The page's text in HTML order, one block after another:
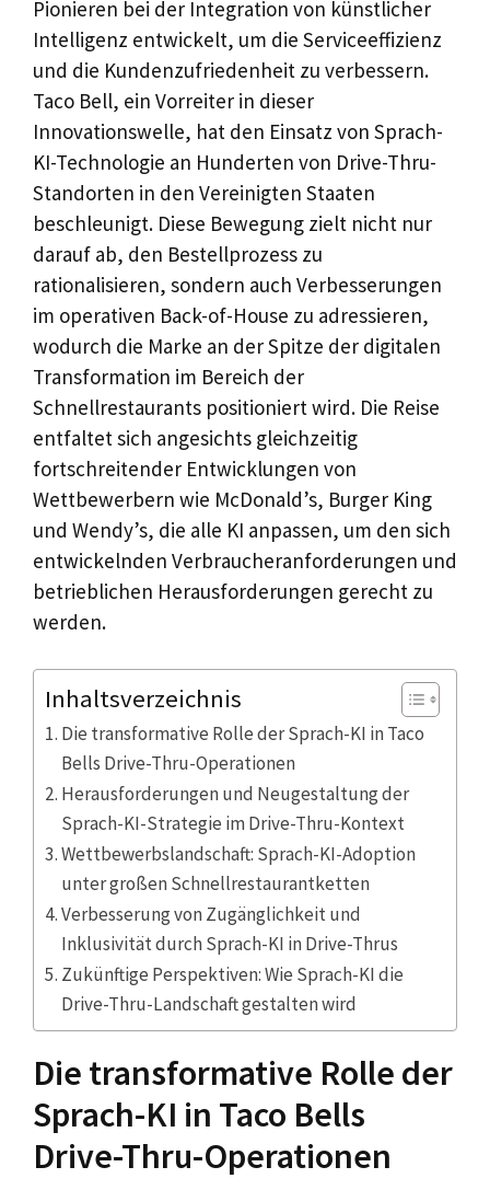
Pionieren bei der Integration von künstlicher
Intelligenz entwickelt, um die Serviceeffizienz
und die Kundenzufriedenheit zu verbessern.
Taco Bell, ein Vorreiter in dieser
Innovationswelle, hat den Einsatz von Sprach-
KI-Technologie an Hunderten von Drive-Thru-
Standorten in den Vereinigten Staaten
beschleunigt. Diese Bewegung zielt nicht nur
darauf ab, den Bestellprozess zu
rationalisieren, sondern auch Verbesserungen
im operativen Back-of-House zu adressieren,
wodurch die Marke an der Spitze der digitalen
Transformation im Bereich der
Schnellrestaurants positioniert wird. Die Reise
entfaltet sich angesichts gleichzeitig
fortschreitender Entwicklungen von
Wettbewerbern wie McDonald’s, Burger King
und Wendy’s, die alle KI anpassen, um den sich
entwickelnden Verbraucheranforderungen und
betrieblichen Herausforderungen gerecht zu
werden.
Inhaltsverzeichnis
Die transformative Rolle der Sprach-KI in Taco
Bells Drive-Thru-Operationen
Herausforderungen und Neugestaltung der
Sprach-KI-Strategie im Drive-Thru-Kontext
Wettbewerbslandschaft: Sprach-KI-Adoption
unter großen Schnellrestaurantketten
Verbesserung von Zugänglichkeit und
Inklusivität durch Sprach-KI in Drive-Thrus
Zukünftige Perspektiven: Wie Sprach-KI die
Drive-Thru-Landschaft gestalten wird
Die transformative Rolle der
Sprach-KI in Taco Bells
Drive-Thru-Operationen